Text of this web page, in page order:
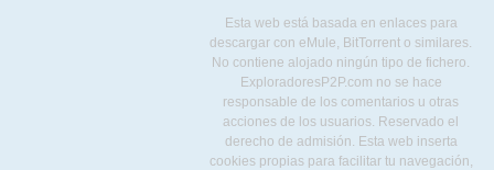
Esta web está basada en enlaces para
descargar con eMule, BitTorrent o similares.
No contiene alojado ningún tipo de fichero.
ExploradoresP2P.com no se hace
responsable de los comentarios u otras
acciones de los usuarios. Reservado el
derecho de admisión. Esta web inserta
cookies propias para facilitar tu navegación,